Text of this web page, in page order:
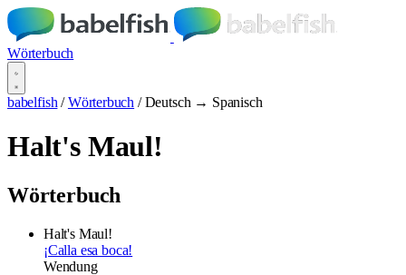
Wörterbuch
babelfish / Wörterbuch / Deutsch → Spanisch
Halt's Maul!
Wörterbuch
Halt's Maul!
¡Calla esa boca!
Wendung